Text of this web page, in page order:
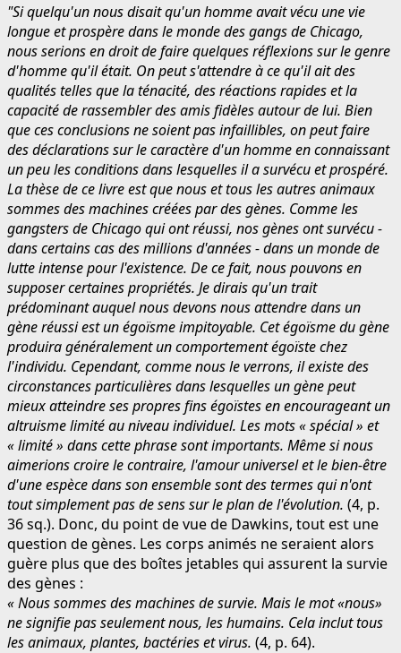
"Si quelqu'un nous disait qu'un homme avait vécu une vie
longue et prospère dans le monde des gangs de Chicago,
nous serions en droit de faire quelques réflexions sur le genre
d'homme qu'il était. On peut s'attendre à ce qu'il ait des
qualités telles que la ténacité, des réactions rapides et la
capacité de rassembler des amis fidèles autour de lui. Bien
que ces conclusions ne soient pas infaillibles, on peut faire
des déclarations sur le caractère d'un homme en connaissant
un peu les conditions dans lesquelles il a survécu et prospéré.
La thèse de ce livre est que nous et tous les autres animaux
sommes des machines créées par des gènes. Comme les
gangsters de Chicago qui ont réussi, nos gènes ont survécu -
dans certains cas des millions d'années - dans un monde de
lutte intense pour l'existence. De ce fait, nous pouvons en
supposer certaines propriétés. Je dirais qu'un trait
prédominant auquel nous devons nous attendre dans un
gène réussi est un égoïsme impitoyable. Cet égoïsme du gène
produira généralement un comportement égoïste chez
l'individu. Cependant, comme nous le verrons, il existe des
circonstances particulières dans lesquelles un gène peut
mieux atteindre ses propres fins égoïstes en encourageant un
altruisme limité au niveau individuel. Les mots « spécial » et
« limité » dans cette phrase sont importants. Même si nous
aimerions croire le contraire, l'amour universel et le bien-être
d'une espèce dans son ensemble sont des termes qui n'ont
tout simplement pas de sens sur le plan de l'évolution. (4, p.
36 sq.). Donc, du point de vue de Dawkins, tout est une
question de gènes. Les corps animés ne seraient alors
guère plus que des boîtes jetables qui assurent la survie
des gènes :
« Nous sommes des machines de survie. Mais le mot «nous»
ne signifie pas seulement nous, les humains. Cela inclut tous
les animaux, plantes, bactéries et virus. (4, p. 64).